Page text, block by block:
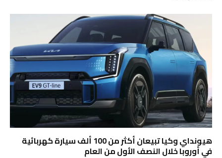
هيونداي وكيا تبيعان أكثر من 100 ألف سيارة كهربائية
في أوروبا خلال النصف الأول من العام